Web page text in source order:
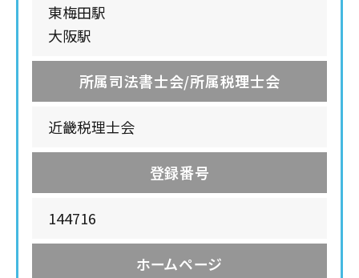
東梅田駅
大阪駅
所属司法書士会/所属税理士会
近畿税理士会
登録番号
144716
ホームページ